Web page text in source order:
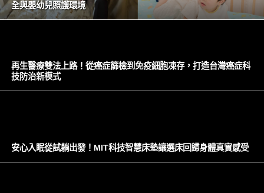
全與嬰幼兒照護環境
再生醫療雙法上路！從癌症篩檢到免疫細胞凍存，打造台灣癌症科
技防治新模式
安心入眠從試躺出發！MIT科技智慧床墊讓選床回歸身體真實感受